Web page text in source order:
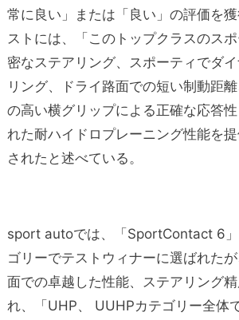
常に良い」または「良い」の評価を
ストには、「このトップクラスのス
密なステアリング、スポーティでダ
リング、ドライ路面での短い制動距
の高い横グリップによる正確な応答
れた耐ハイドロプレーニング性能を
されたと述べている。
sport autoでは、「SportContact 6
ゴリーでテストウィナーに選ばれた
面での卓越した性能、ステアリング
れ、「UHP、 UUHPカテゴリー全体